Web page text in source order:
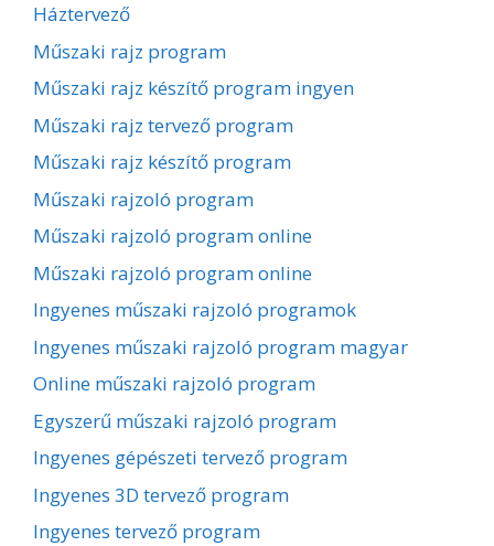
Háztervező
Műszaki rajz program
Műszaki rajz készítő program ingyen
Műszaki rajz tervező program
Műszaki rajz készítő program
Műszaki rajzoló program
Műszaki rajzoló program online
Műszaki rajzoló program online
Ingyenes műszaki rajzoló programok
Ingyenes műszaki rajzoló program magyar
Online műszaki rajzoló program
Egyszerű műszaki rajzoló program
Ingyenes gépészeti tervező program
Ingyenes 3D tervező program
Ingyenes tervező program